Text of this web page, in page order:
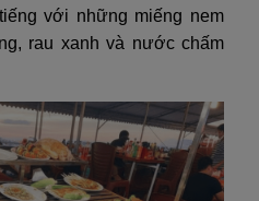
với những miếng nem
rau xanh và nước chấm